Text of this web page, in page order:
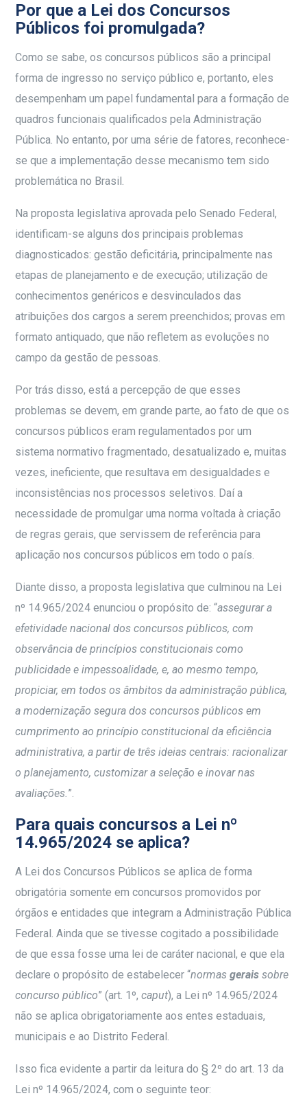
Por que a Lei dos Concursos
Públicos foi promulgada?
Como se sabe, os concursos públicos são a principal
forma de ingresso no serviço público e, portanto, eles
desempenham um papel fundamental para a formação de
quadros funcionais qualificados pela Administração
Pública. No entanto, por uma série de fatores, reconhece-
se que a implementação desse mecanismo tem sido
problemática no Brasil.
Na proposta legislativa aprovada pelo Senado Federal,
identificam-se alguns dos principais problemas
diagnosticados: gestão deficitária, principalmente nas
etapas de planejamento e de execução; utilização de
conhecimentos genéricos e desvinculados das
atribuições dos cargos a serem preenchidos; provas em
formato antiquado, que não refletem as evoluções no
campo da gestão de pessoas.
Por trás disso, está a percepção de que esses
problemas se devem, em grande parte, ao fato de que os
concursos públicos eram regulamentados por um
sistema normativo fragmentado, desatualizado e, muitas
vezes, ineficiente, que resultava em desigualdades e
inconsistências nos processos seletivos. Daí a
necessidade de promulgar uma norma voltada à criação
de regras gerais, que servissem de referência para
aplicação nos concursos públicos em todo o país.
Diante disso, a proposta legislativa que culminou na Lei
nº 14.965/2024 enunciou o propósito de: “assegurar a
efetividade nacional dos concursos públicos, com
observância de princípios constitucionais como
publicidade e impessoalidade, e, ao mesmo tempo,
propiciar, em todos os âmbitos da administração pública,
a modernização segura dos concursos públicos em
cumprimento ao princípio constitucional da eficiência
administrativa, a partir de três ideias centrais: racionalizar
o planejamento, customizar a seleção e inovar nas
avaliações.”.
Para quais concursos a Lei nº
14.965/2024 se aplica?
A Lei dos Concursos Públicos se aplica de forma
obrigatória somente em concursos promovidos por
órgãos e entidades que integram a Administração Pública
Federal. Ainda que se tivesse cogitado a possibilidade
de que essa fosse uma lei de caráter nacional, e que ela
declare o propósito de estabelecer “normasgeraissobre
concurso público” (art. 1º,caput), a Lei nº 14.965/2024
não se aplica obrigatoriamente aos entes estaduais,
municipais e ao Distrito Federal.
Isso fica evidente a partir da leitura do § 2º do art. 13 da
Lei nº 14.965/2024, com o seguinte teor: